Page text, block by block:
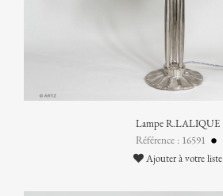
Lampe R.LALIQUE
Référence : 16591
Ajouter à votre liste